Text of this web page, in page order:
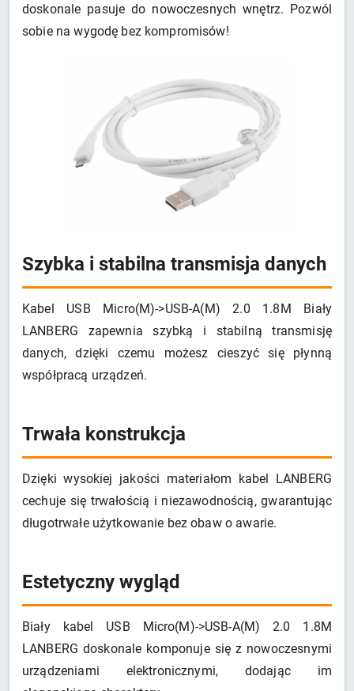
doskonale pasuje do nowoczesnych wnętrz. Pozwól
sobie na wygodę bez kompromisów!
Szybka i stabilna transmisja danych
Kabel USB Micro(M)->USB-A(M) 2.0 1.8M Biały
LANBERG zapewnia szybką i stabilną transmisję
danych, dzięki czemu możesz cieszyć się płynną
współpracą urządzeń.
Trwała konstrukcja
Dzięki wysokiej jakości materiałom kabel LANBERG
cechuje się trwałością i niezawodnością, gwarantując
długotrwałe użytkowanie bez obaw o awarie.
Estetyczny wygląd
Biały kabel USB Micro(M)->USB-A(M) 2.0 1.8M
LANBERG doskonale komponuje się z nowoczesnymi
urządzeniami elektronicznymi, dodając im